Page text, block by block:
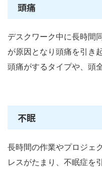
頭痛
デスクワーク中に長時間
が原因となり頭痛を引き
頭痛がするタイプや、頭
不眠
長時間の作業やプロジェ
レスがたまり、不眠症を